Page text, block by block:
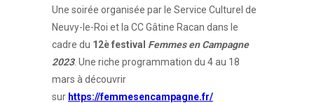
Une soirée organisée par le Service Culturel de
Neuvy-le-Roi et la CC Gâtine Racan dans le
cadre du 12è festival Femmes en Campagne
2023. Une riche programmation du 4 au 18
mars à découvrir
sur https://femmesencampagne.fr/